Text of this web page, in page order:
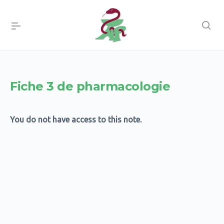
Fiche 3 de pharmacologie
You do not have access to this note.